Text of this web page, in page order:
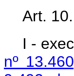
Art.
I -
nº